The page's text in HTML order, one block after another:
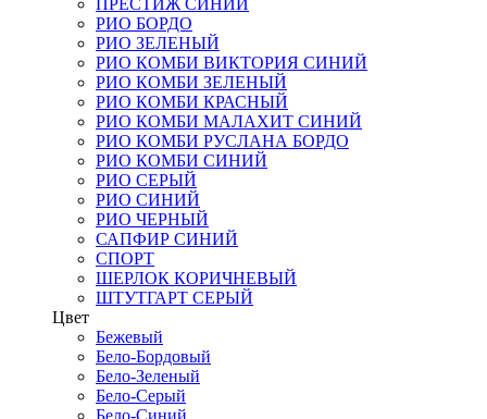
ПРЕСТИЖ СИНИЙ
РИО БОРДО
РИО ЗЕЛЕНЫЙ
РИО КОМБИ ВИКТОРИЯ СИНИЙ
РИО КОМБИ ЗЕЛЕНЫЙ
РИО КОМБИ КРАСНЫЙ
РИО КОМБИ МАЛАХИТ СИНИЙ
РИО КОМБИ РУСЛАНА БОРДО
РИО КОМБИ СИНИЙ
РИО СЕРЫЙ
РИО СИНИЙ
РИО ЧЕРНЫЙ
САПФИР СИНИЙ
СПОРТ
ШЕРЛОК КОРИЧНЕВЫЙ
ШТУТГАРТ СЕРЫЙ
Цвет
Бежевый
Бело-Бордовый
Бело-Зеленый
Бело-Серый
Бело-Синий